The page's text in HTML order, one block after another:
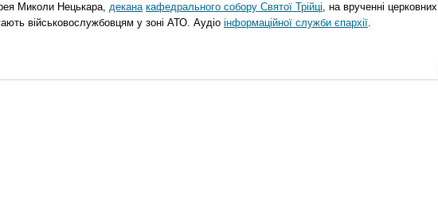
Миколи Нецькара, декана кафедрального собору Святої Трійці, на врученні церковних
військовослужбовцям у зоні АТО. Аудіо інформаційної служби єпархії.